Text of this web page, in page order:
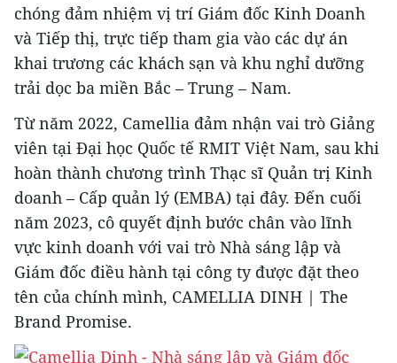
chóng đảm nhiệm vị trí Giám đốc Kinh Doanh
và Tiếp thị, trực tiếp tham gia vào các dự án
khai trương các khách sạn và khu nghỉ dưỡng
trải dọc ba miền Bắc – Trung – Nam.
Từ năm 2022, Camellia đảm nhận vai trò Giảng
viên tại Đại học Quốc tế RMIT Việt Nam, sau khi
hoàn thành chương trình Thạc sĩ Quản trị Kinh
doanh – Cấp quản lý (EMBA) tại đây. Đến cuối
năm 2023, cô quyết định bước chân vào lĩnh
vực kinh doanh với vai trò Nhà sáng lập và
Giám đốc điều hành tại công ty được đặt theo
tên của chính mình, CAMELLIA DINH | The
Brand Promise.